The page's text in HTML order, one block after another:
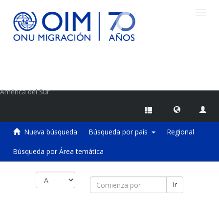
América del Sur
Nueva búsqueda Búsqueda por país Regional
Búsqueda por Área temática
Ir